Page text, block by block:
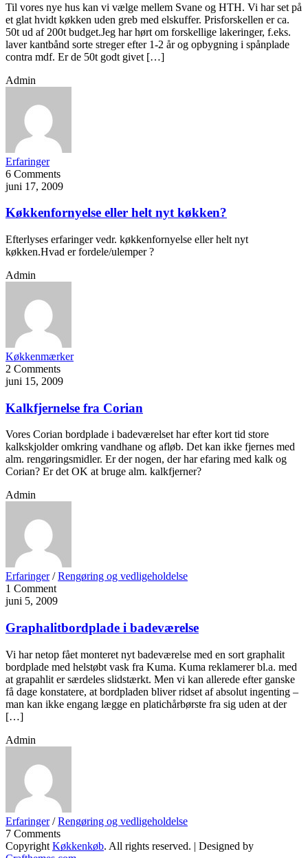
Til vores nye hus kan vi vælge mellem Svane og HTH. Vi har set på
et glat hvidt køkken uden greb med elskuffer. Prisforskellen er ca.
50t ud af 200t budget.Jeg har hørt om forskellige lakeringer, f.eks.
laver kantbånd sorte streger efter 1-2 år og opbygning i spånplade
contra mdf. Er de 50t godt givet […]
Admin
Erfaringer
6 Comments
juni 17, 2009
Køkkenfornyelse eller helt nyt køkken?
Efterlyses erfaringer vedr. køkkenfornyelse eller helt nyt
køkken.Hvad er fordele/ulemper ?
Admin
Køkkenmærker
2 Comments
juni 15, 2009
Kalkfjernelse fra Corian
Vores Corian bordplade i badeværelset har efter kort tid store
kalkskjolder omkring vandhane og afløb. Det kan ikke fjernes med
alm. rengøringsmidler. Er der nogen, der har efaring med kalk og
Corian? Er det OK at bruge alm. kalkfjerner?
Admin
Erfaringer/Rengøring og vedligeholdelse
1 Comment
juni 5, 2009
Graphalitbordplade i badeværelse
Vi har netop fået monteret nyt badeværelse med en sort graphalit
bordplade med helstøbt vask fra Kuma. Kuma reklamerer bl.a. med
at grapahlit er særdeles slidstærkt. Men vi kan allerede efter ganske
få dage konstatere, at bordpladen bliver ridset af absolut ingenting –
man kan ikke engang lægge en platichårbørste fra sig uden at der
[…]
Admin
Erfaringer/Rengøring og vedligeholdelse
7 Comments
Copyright Køkkenkøb. All rights reserved. | Designed by